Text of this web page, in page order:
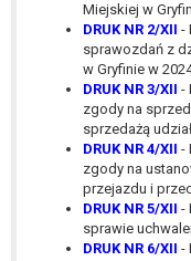
Miejskiej w
DRUK NR 2/XII -
sprawozdań z
w Gryfinie w
DRUK NR 3/XII -
zgody na
sprzedażą
DRUK NR 4/XII -
zgody na
przejazdu i
DRUK NR 5/XII -
sprawie
DRUK NR 6/XII -
danych